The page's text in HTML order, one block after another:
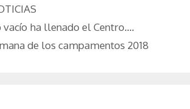
vacío ha llenado el Centro….
de los campamentos 2018